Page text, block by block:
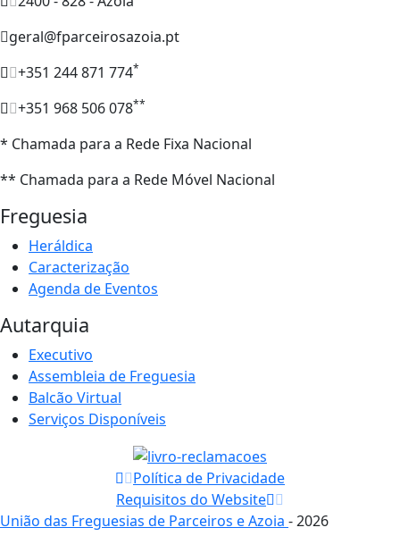
geral@fparceirosazoia.pt
+351 244 871 774*
+351 968 506 078**
* Chamada para a Rede Fixa Nacional
** Chamada para a Rede Móvel Nacional
Freguesia
Heráldica
Caracterização
Agenda de Eventos
Autarquia
Executivo
Assembleia de Freguesia
Balcão Virtual
Serviços Disponíveis
Política de Privacidade
Requisitos do Website
União das Freguesias de Parceiros e Azoia - 2026